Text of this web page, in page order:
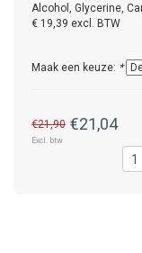
Alcohol, Glycerine,
€ 19,39 excl. BTW
Maak een keuze: *
€21,90 €21,04
Excl. btw